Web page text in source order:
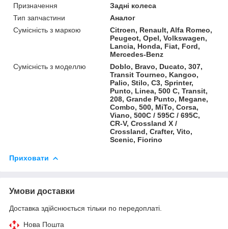
Призначення
Задні колеса
Тип запчастини
Аналог
Сумісність з маркою
Citroen, Renault, Alfa Romeo,
Peugeot, Opel, Volkswagen,
Lancia, Honda, Fiat, Ford,
Mercedes-Benz
Сумісність з моделлю
Doblo, Bravo, Ducato, 307,
Transit Tourneo, Kangoo,
Palio, Stilo, C3, Sprinter,
Punto, Linea, 500 C, Transit,
208, Grande Punto, Megane,
Combo, 500, MiTo, Corsa,
Viano, 500C / 595C / 695C,
CR-V, Crossland X /
Crossland, Crafter, Vito,
Scenic, Fiorino
Приховати
Умови доставки
Доставка здійснюється тільки по передоплаті.
Нова Пошта